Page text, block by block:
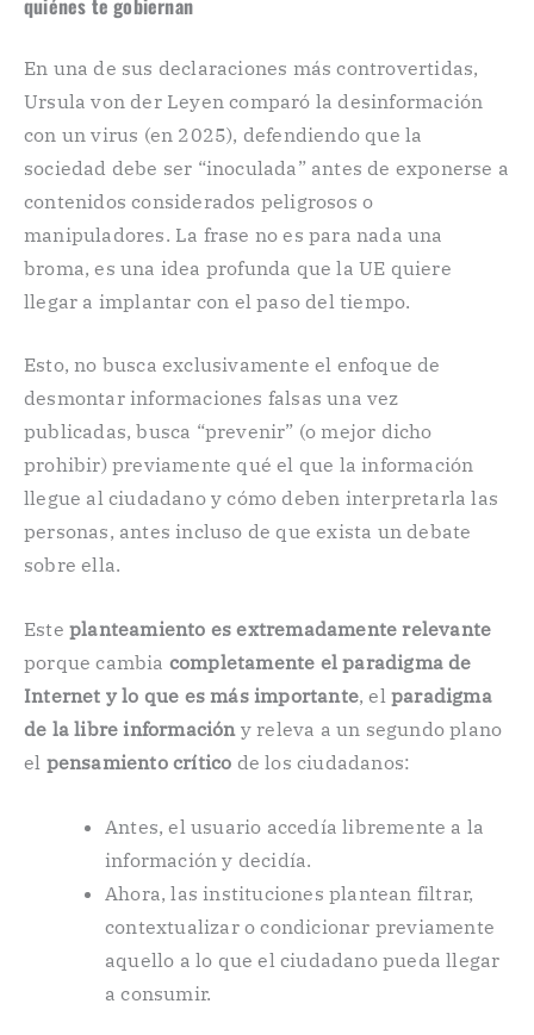
En una de sus declaraciones más controvertidas,
Ursula von der Leyen comparó la desinformación
con un virus (en 2025), defendiendo que la
sociedad debe ser “inoculada” antes de exponerse a
contenidos considerados peligrosos o
manipuladores. La frase no es para nada una
broma, es una idea profunda que la UE quiere
llegar a implantar con el paso del tiempo.
Esto, no busca exclusivamente el enfoque de
desmontar informaciones falsas una vez
publicadas, busca “prevenir” (o mejor dicho
prohibir) previamente qué el que la información
llegue al ciudadano y cómo deben interpretarla las
personas, antes incluso de que exista un debate
sobre ella.
Este planteamiento es extremadamente relevante
porque cambia completamente el paradigma de
Internet y lo que es más importante, el paradigma
de la libre informacióny releva a un segundo plano
el pensamiento crítico de los ciudadanos:
Antes, el usuario accedía libremente a la
información y decidía.
Ahora, las instituciones plantean filtrar,
contextualizar o condicionar previamente
aquello a lo que el ciudadano pueda llegar
a consumir.